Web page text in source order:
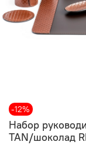
-12%
Набор
TAN/шоколад